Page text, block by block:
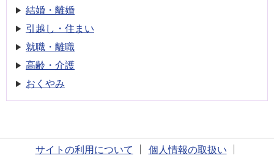
結婚・離婚
引越し・住まい
就職・離職
高齢・介護
おくやみ
サイトの利用について
個人情報の取扱い